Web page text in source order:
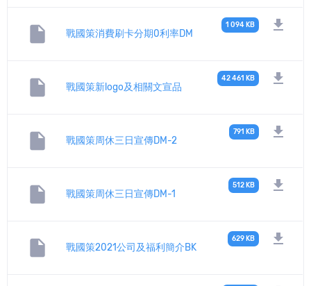
insert_drive_file 戰國策消費刷卡分期0利率DM
1 094 KB download
insert_drive_file 戰國策新logo及相關文宣品
42 461 KB download
insert_drive_file 戰國策周休三日宣傳DM-2
791 KB download
insert_drive_file 戰國策周休三日宣傳DM-1
512 KB download
insert_drive_file 戰國策2021公司及福利簡介BK
629 KB download